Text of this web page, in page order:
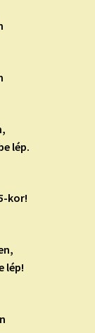
lép.
kor!
lép!